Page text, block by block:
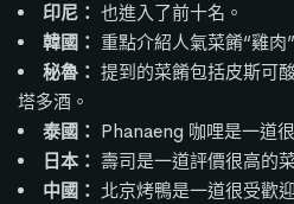
印尼： 也進入了前十名。
韓國： 重點介紹人氣菜餚“雞肉”
秘魯： 提到的菜餚包括皮斯可
塔多酒。
泰國： Phanaeng 咖哩是一道
日本： 壽司是一道評價很高的
中國： 北京烤鴨是一道很受歡